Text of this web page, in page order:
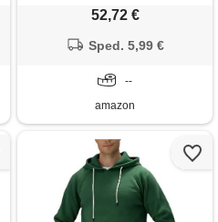
lunga 100% poliestere polsini
vita in costina elasticizzata
bandiera tricolore nero/bianco
52,72 €
Sped. 5,99 €
--
amazon